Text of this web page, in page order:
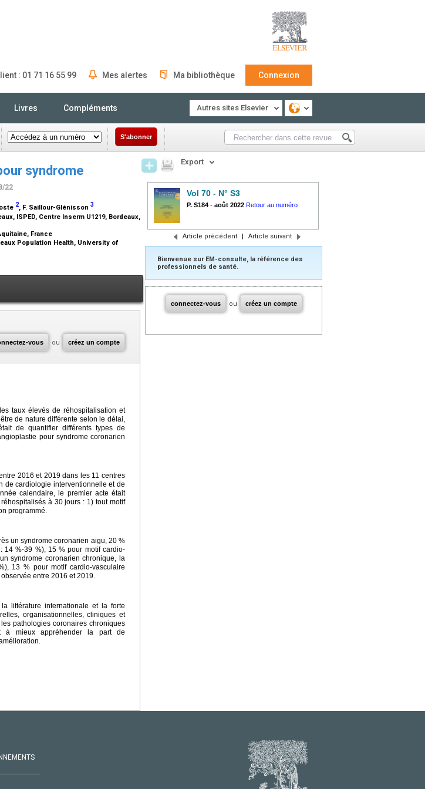
: 01 71 16 55 99 Mes alertes Ma bibliothèque Connexion
Livres Compléments Autres sites Elsevier
S'abonner
syndrome
22
2, F. Saillour-Glénisson 3
ISPED, Centre Inserm U1219, Bordeaux,
France
Population Health, University of
vous ou créez un compte
taux élevés de réhospitalisation et
de nature différente selon le délai,
de quantifier différents types de
pour syndrome coronarien
2016 et 2019 dans les 11 centres
de cardiologie interventionnelle et de
calendaire, le premier acte était
à 30 jours : 1) tout motif
programmé.
un syndrome coronarien aigu, 20 %
14 %-39 %), 15 % pour motif cardio-
syndrome coronarien chronique, la
13 % pour motif cardio-vasculaire
entre 2016 et 2019.
littérature internationale et la forte
organisationnelles, cliniques et
pathologies coronaires chroniques
à mieux appréhender la part de
Export
Vol 70 - N° S3
P. S184 - août 2022 Retour au numéro
Article précédent | Article suivant
Bienvenue sur EM-consulte, la référence des
professionnels de santé.
connectez-vous ou créez un compte